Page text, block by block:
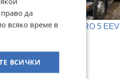
Scania R 420 EURO 5 EEV
27 май 2025г.
6€
11,73лв
да
всяко време в
ВСИЧКИ